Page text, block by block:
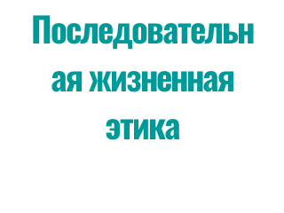
Последовательн
ая жизненная
этика